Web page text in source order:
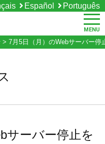
Español Português
MENU
> 7月5日（月）のWebサーバー
サーバー停止を